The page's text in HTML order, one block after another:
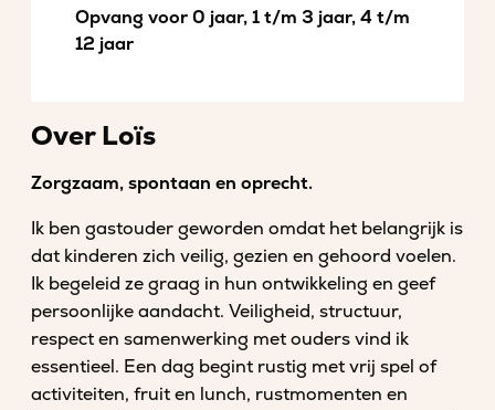
Opvang voor 0 jaar, 1 t/m 3 jaar, 4 t/m
12 jaar
Over Loïs
Zorgzaam, spontaan en oprecht.
Ik ben gastouder geworden omdat het belangrijk is
dat kinderen zich veilig, gezien en gehoord voelen.
Ik begeleid ze graag in hun ontwikkeling en geef
persoonlijke aandacht. Veiligheid, structuur,
respect en samenwerking met ouders vind ik
essentieel. Een dag begint rustig met vrij spel of
activiteiten, fruit en lunch, rustmomenten en